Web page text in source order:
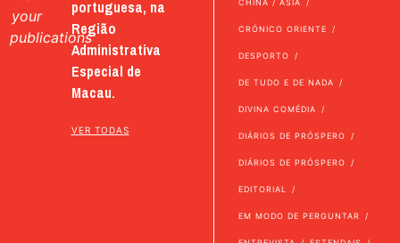
your
publications
portuguesa, na
Região
Administrativa
Especial de
Macau.
VER TODAS
CHINA / ÁSIA
CRÓNICO ORIENTE
DESPORTO
DE TUDO E DE NADA
DIVINA COMÉDIA
DIÁRIOS DE PRÓSPERO
DIÁRIOS DE PRÓSPERO
EDITORIAL
EM MODO DE PERGUNTAR